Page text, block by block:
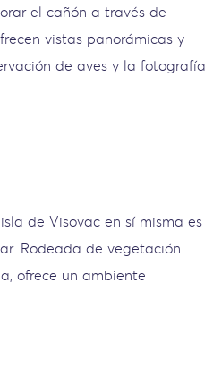
el cañón a través de
vistas panorámicas y
de aves y la fotografía
de Visovac en sí misma es
Rodeada de vegetación
ofrece un ambiente